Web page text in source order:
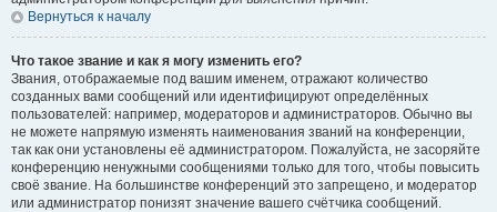
Вернуться к началу
Что такое звание и как я могу изменить его?
Звания, отображаемые под вашим именем, отражают количество
созданных вами сообщений или идентифицируют определённых
пользователей: например, модераторов и администраторов. Обычно вы
не можете напрямую изменять наименования званий на конференции,
так как они установлены её администратором. Пожалуйста, не засоряйте
конференцию ненужными сообщениями только для того, чтобы повысить
своё звание. На большинстве конференций это запрещено, и модератор
или администратор понизят значение вашего счётчика сообщений.